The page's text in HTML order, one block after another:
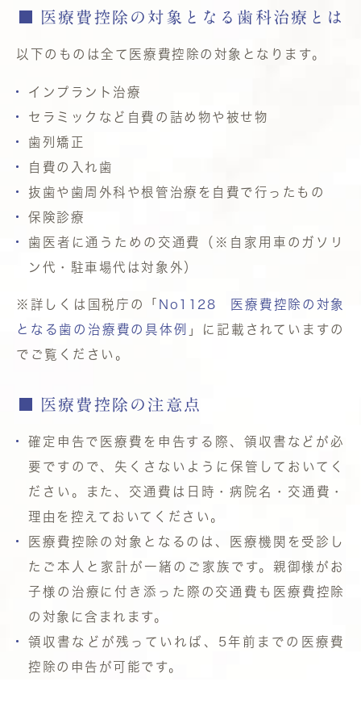
医療費控除の対象となる歯科治療とは
以下のものは全て医療費控除の対象となります。
インプラント治療
セラミックなど自費の詰め物や被せ物
歯列矯正
自費の入れ歯
抜歯や歯周外科や根管治療を自費で行ったもの
保険診療
歯医者に通うための交通費（※自家用車のガソリ
ン代・駐車場代は対象外）
※詳しくは国税庁の「 No1128 医療費控除の対象
となる歯の治療費の具体例 」に記載されていますの
でご覧ください。
医療費控除の注意点
確定申告で医療費を申告する際、領収書などが必
要ですので、失くさないように保管しておいてく
ださい。また、交通費は日時・病院名・交通費・
理由を控えておいてください。
医療費控除の対象となるのは、医療機関を受診し
たご本人と家計が一緒のご家族です。親御様がお
子様の治療に付き添った際の交通費も医療費控除
の対象に含まれます。
領収書などが残っていれば、5年前までの医療費
控除の申告が可能です。